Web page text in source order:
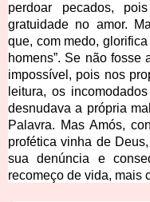
perdoar pecados,
gratuidade no amor.
que, com medo,
homens”. Se não
impossível, pois nos
leitura, os
desnudava a própria
Palavra. Mas Amós,
profética vinha de
sua denúncia e
recomeço de vida, mais